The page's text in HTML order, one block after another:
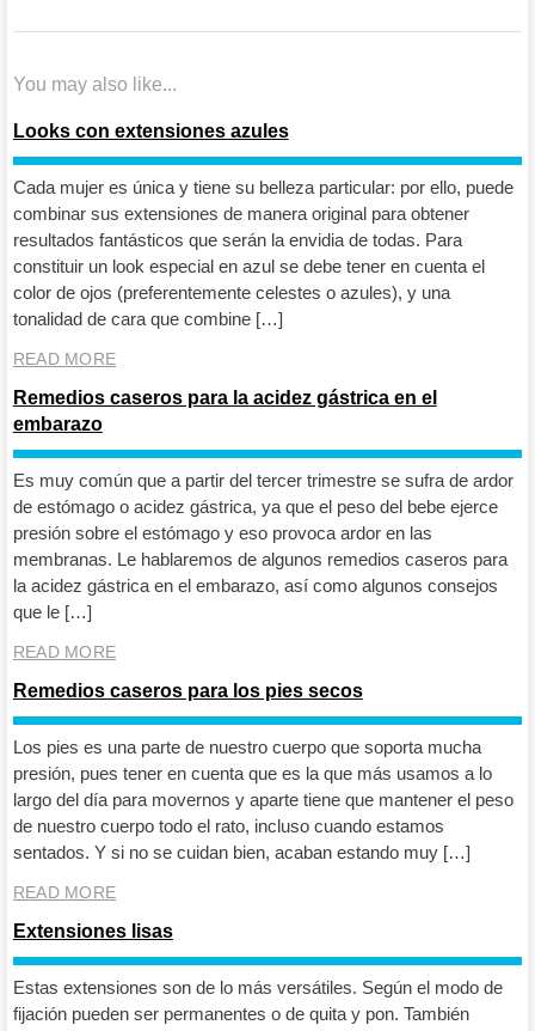
entradas
You may also like...
Looks con extensiones azules
Cada mujer es única y tiene su belleza particular: por ello, puede
combinar sus extensiones de manera original para obtener
resultados fantásticos que serán la envidia de todas. Para
constituir un look especial en azul se debe tener en cuenta el
color de ojos (preferentemente celestes o azules), y una
tonalidad de cara que combine […]
READ MORE
Remedios caseros para la acidez gástrica en el
embarazo
Es muy común que a partir del tercer trimestre se sufra de ardor
de estómago o acidez gástrica, ya que el peso del bebe ejerce
presión sobre el estómago y eso provoca ardor en las
membranas. Le hablaremos de algunos remedios caseros para
la acidez gástrica en el embarazo, así como algunos consejos
que le […]
READ MORE
Remedios caseros para los pies secos
Los pies es una parte de nuestro cuerpo que soporta mucha
presión, pues tener en cuenta que es la que más usamos a lo
largo del día para movernos y aparte tiene que mantener el peso
de nuestro cuerpo todo el rato, incluso cuando estamos
sentados. Y si no se cuidan bien, acaban estando muy […]
READ MORE
Extensiones lisas
Estas extensiones son de lo más versátiles. Según el modo de
fijación pueden ser permanentes o de quita y pon. También